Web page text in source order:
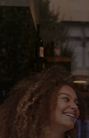
Για εσάς
Για
Για τον κόσμο
Για